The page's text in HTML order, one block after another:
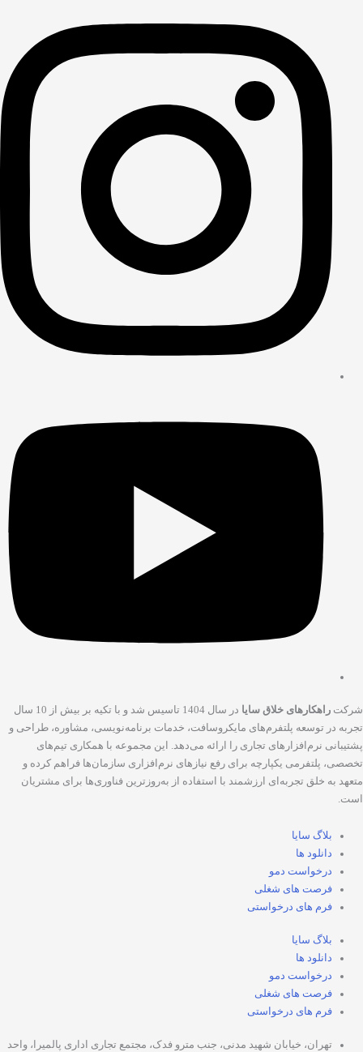
راهکارهای خلاق سایا
در سال 1404 تاسیس شد و با تکیه بر بیش از 10 سال
در توسعه پلتفرم‌های مایکروسافت، خدمات برنامه‌نویسی، مشاوره، طراحی و
نرم‌افزارهای تجاری را ارائه می‌دهد. این مجموعه با همکاری تیم‌های
پلتفرمی یکپارچه برای رفع نیازهای نرم‌افزاری سازمان‌ها فراهم کرده و
خلق تجربه‌ای ارزشمند با استفاده از به‌روزترین فناوری‌ها برای مشتریان
بلاگ سایا
دانلود ها
درخواست دمو
فرصت های شغلی
فرم های درخواستی
بلاگ سایا
دانلود ها
درخواست دمو
فرصت های شغلی
فرم های درخواستی
تهران، خیابان شهید مدنی، جنب مترو فدک، مجتمع تجاری اداری پالمیرا، واحد